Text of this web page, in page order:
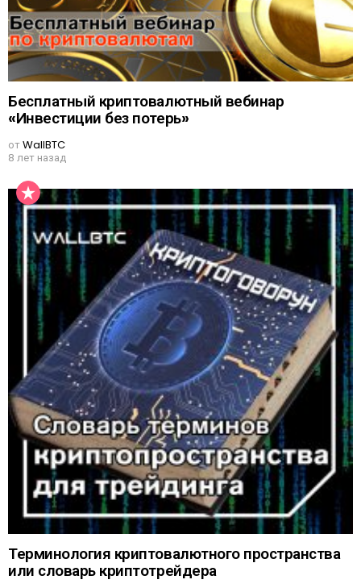
Бесплатный криптовалютный вебинар
«Инвестиции без потерь»
отWallBTC
8 лет назад
Терминология криптовалютного пространства
или словарь криптотрейдера